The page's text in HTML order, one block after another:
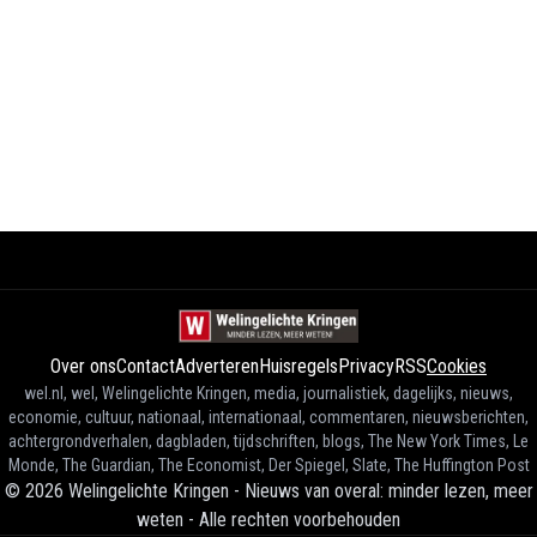
Over onsContactAdverterenHuisregelsPrivacyRSSCookies
wel.nl, wel, Welingelichte Kringen, media, journalistiek, dagelijks, nieuws,
economie, cultuur, nationaal, internationaal, commentaren, nieuwsberichten,
achtergrondverhalen, dagbladen, tijdschriften, blogs, The New York Times, Le
Monde, The Guardian, The Economist, Der Spiegel, Slate, The Huffington Post
© 2026 Welingelichte Kringen - Nieuws van overal: minder lezen, meer
weten - Alle rechten voorbehouden